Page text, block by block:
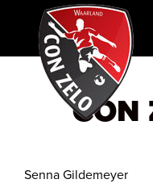
CON
Senna Gildemeyer